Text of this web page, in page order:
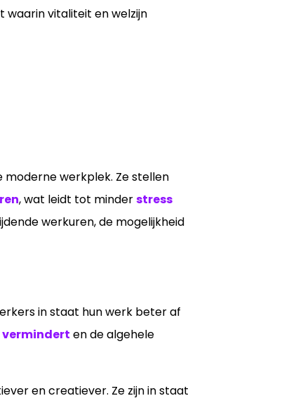
waarin vitaliteit en welzijn
moderne werkplek. Ze stellen
, wat leidt tot minderstress
werkuren, de mogelijkheid
in staat hun werk beter af
vermindert en de algehele
en creatiever. Ze zijn in staat